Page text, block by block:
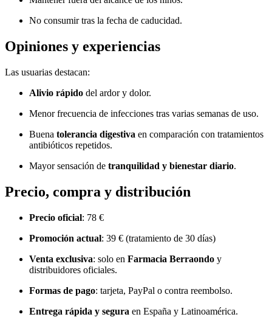
No consumir tras la fecha de caducidad.
Opiniones y experiencias
Las usuarias destacan:
Alivio rápido del ardor y dolor.
Menor frecuencia de infecciones tras varias semanas de uso.
Buena tolerancia digestiva en comparación con tratamientos
antibióticos repetidos.
Mayor sensación de tranquilidad y bienestar diario.
Precio, compra y distribución
Precio oficial: 78 €
Promoción actual: 39 € (tratamiento de 30 días)
Venta exclusiva: solo en Farmacia Berraondo y
distribuidores oficiales.
Formas de pago: tarjeta, PayPal o contra reembolso.
Entrega rápida y segura en España y Latinoamérica.